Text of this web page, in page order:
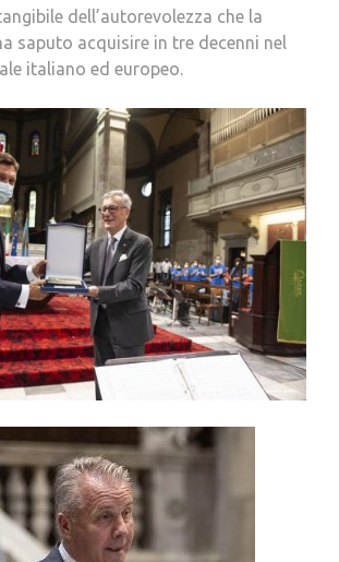
dell’autorevolezza che la
saputo acquisire in tre decenni nel
italiano ed europeo.